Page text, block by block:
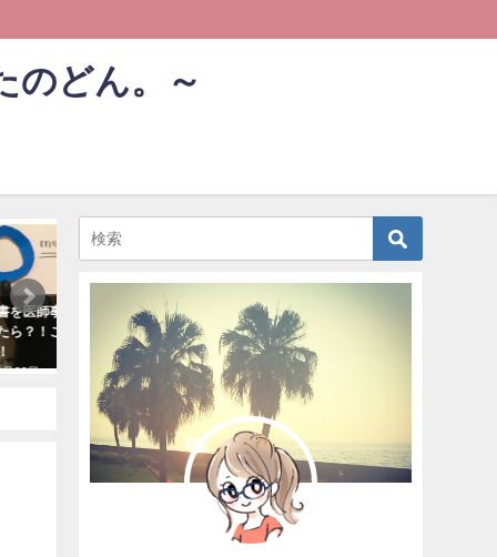
のどん。～
を医師事務が【代行作
ら？！こんな効果が見え
28日
仕事
医師事務が知っておきたい！【診
断書代行作成】留意事項教えま
す！
2018年8月31日